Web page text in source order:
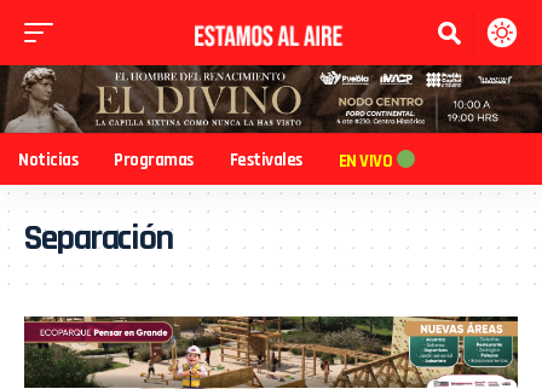
Noticias Programas Festivales EN VIVO
Separación